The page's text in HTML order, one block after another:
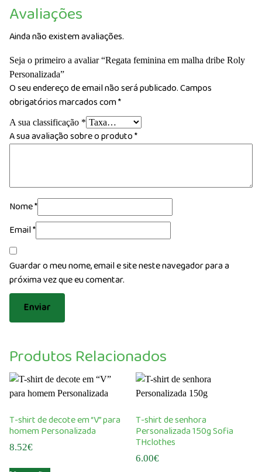
Avaliações
Ainda não existem avaliações.
Seja o primeiro a avaliar “Regata feminina em malha dribe Roly
Personalizada”
O seu endereço de email não será publicado.Campos
obrigatórios marcados com*
A sua classificação *
A sua avaliação sobre o produto*
Nome*
Email*
Guardar o meu nome, email e site neste navegador para a
próxima vez que eu comentar.
Produtos Relacionados
T-shirt de decote em “V” para
homem Personalizada
8.52€
T-shirt de senhora
Personalizada 150g Sofia
THclothes
6.00€